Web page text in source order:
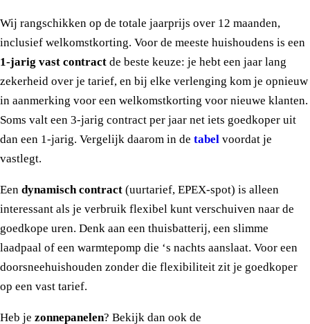
Wij rangschikken op de totale jaarprijs over 12 maanden,
inclusief welkomstkorting. Voor de meeste huishoudens is een
1-jarig vast contract de beste keuze: je hebt een jaar lang
zekerheid over je tarief, en bij elke verlenging kom je opnieuw
in aanmerking voor een welkomstkorting voor nieuwe klanten.
Soms valt een 3-jarig contract per jaar net iets goedkoper uit
dan een 1-jarig. Vergelijk daarom in de tabel voordat je
vastlegt.
Een dynamisch contract (uurtarief, EPEX-spot) is alleen
interessant als je verbruik flexibel kunt verschuiven naar de
goedkope uren. Denk aan een thuisbatterij, een slimme
laadpaal of een warmtepomp die ‘s nachts aanslaat. Voor een
doorsneehuishouden zonder die flexibiliteit zit je goedkoper
op een vast tarief.
Heb je zonnepanelen? Bekijk dan ook de